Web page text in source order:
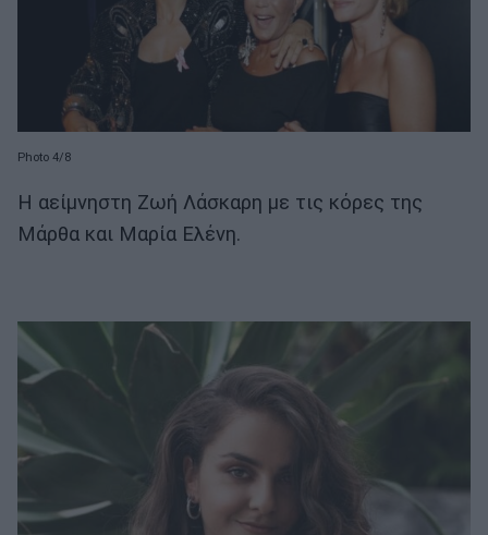
Photo 4/8
Η αείμνηστη Ζωή Λάσκαρη με τις κόρες της
Μάρθα και Μαρία Ελένη.